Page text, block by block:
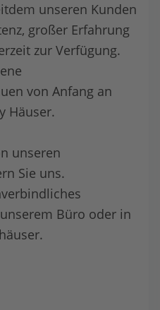
unseren Kunden
großer Erfahrung
zur Verfügung.
von Anfang an
Häuser.
unseren
Sie uns.
Büro oder in